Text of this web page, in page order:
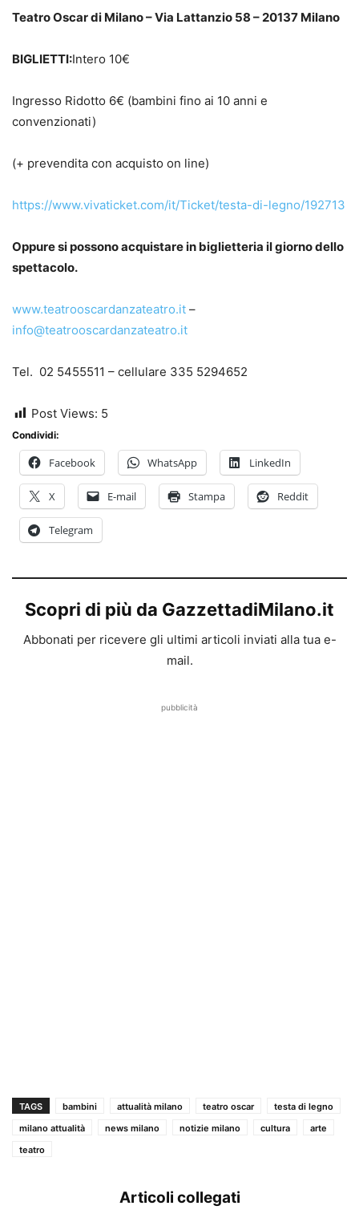
Teatro Oscar di Milano – Via Lattanzio 58 – 20137 Milano
BIGLIETTI:Intero 10€
Ingresso Ridotto 6€ (bambini fino ai 10 anni e
convenzionati)
(+ prevendita con acquisto on line)
https://www.vivaticket.com/it/Ticket/testa-di-legno/192713
Oppure si possono acquistare in biglietteria il giorno dello
spettacolo.
www.teatrooscardanzateatro.it –
info@teatrooscardanzateatro.it
Tel. 02 5455511 – cellulare 335 5294652
Post Views: 5
Condividi:
Facebook WhatsApp LinkedIn
X E-mail Stampa Reddit
Telegram
Scopri di più da GazzettadiMilano.it
Abbonati per ricevere gli ultimi articoli inviati alla tua e-
mail.
pubblicità
TAGS bambini attualità milano teatro oscar
testa di legno
milano attualità
news milano notizie milano cultura
arte
teatro
Articoli collegati